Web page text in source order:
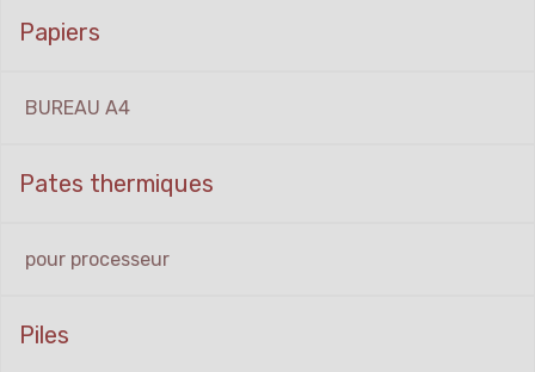
Papiers
BUREAU A4
Pates thermiques
pour processeur
Piles